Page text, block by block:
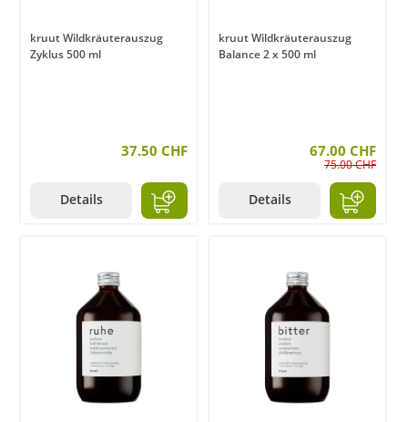
kruut Wildkräuterauszug
Zyklus 500 ml
37.50 CHF
Details
kruut Wildkräuterauszug
Balance 2 x 500 ml
67.00 CHF
75.00 CHF
Details